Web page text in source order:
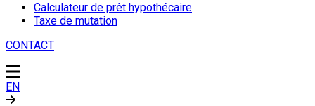
Calculateur de prêt hypothécaire
Taxe de mutation
CONTACT
EN